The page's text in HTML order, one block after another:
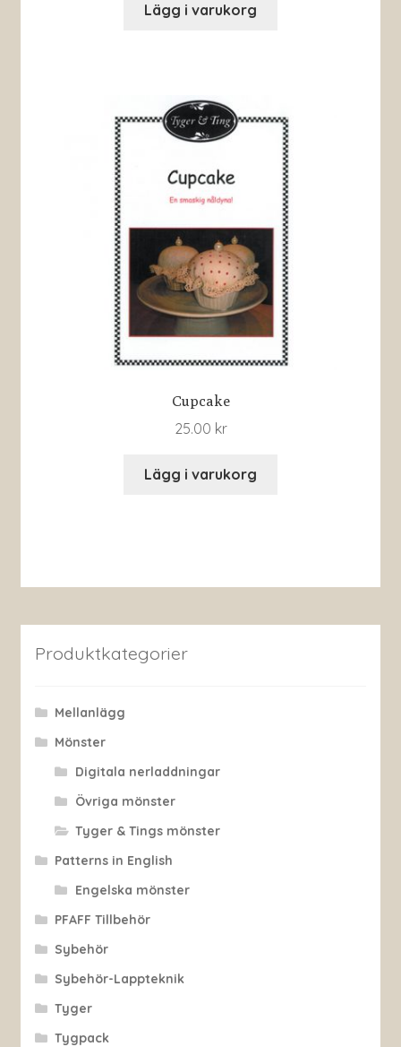
Lägg i varukorg
Cupcake
25.00 kr
Lägg i varukorg
Produktkategorier
Mellanlägg
Mönster
Digitala nerladdningar
Övriga mönster
Tyger & Tings mönster
Patterns in English
Engelska mönster
PFAFF Tillbehör
Sybehör
Sybehör-Lappteknik
Tyger
Tygpack